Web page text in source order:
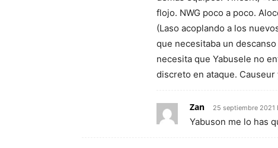
flojo. NWG poco a poco.
(Laso acoplando a los
que necesitaba un
necesita que Yabusele no
discreto en ataque.
Zan 25 septiembre 2021
Yabuson me lo has